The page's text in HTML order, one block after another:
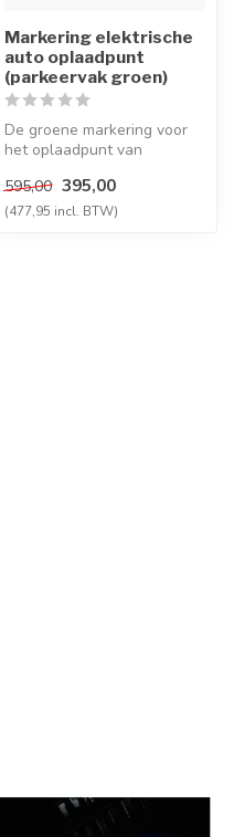
Markering elektrische
auto oplaadpunt
(parkeervak groen)
De groene markering voor
het oplaadpunt van
duideli...
595,00 395,00
(477,95 incl. BTW)